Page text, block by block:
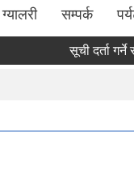
ग्यालरी सम्पर्क
सूची दर्ता गर्ने